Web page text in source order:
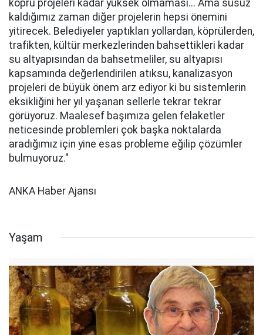
köprü projeleri kadar yüksek olmaması... Ama susuz
kaldığımız zaman diğer projelerin hepsi önemini
yitirecek. Belediyeler yaptıkları yollardan, köprülerden,
trafikten, kültür merkezlerinden bahsettikleri kadar
su altyapısından da bahsetmeliler, su altyapısı
kapsamında değerlendirilen atıksu, kanalizasyon
projeleri de büyük önem arz ediyor ki bu sistemlerin
eksikliğini her yıl yaşanan sellerle tekrar tekrar
görüyoruz. Maalesef başımıza gelen felaketler
neticesinde problemleri çok başka noktalarda
aradığımız için yine esas probleme eğilip çözümler
bulmuyoruz."
ANKA Haber Ajansı
Yaşam